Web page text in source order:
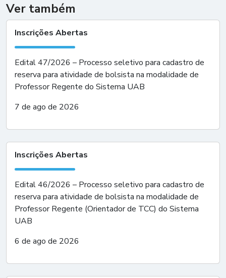
Ver também
Inscrições Abertas
Edital 47/2026 – Processo seletivo para cadastro de
reserva para atividade de bolsista na modalidade de
Professor Regente do Sistema UAB
7 de ago de 2026
Inscrições Abertas
Edital 46/2026 – Processo seletivo para cadastro de
reserva para atividade de bolsista na modalidade de
Professor Regente (Orientador de TCC) do Sistema
UAB
6 de ago de 2026